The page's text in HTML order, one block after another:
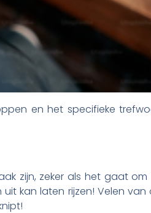
en het specifieke
zijn, zeker als het gaat om
kan laten rijzen! Velen van